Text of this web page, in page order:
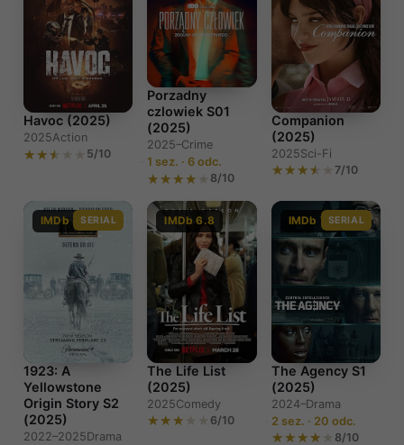
Havoc (2025)
2025Action
5/10
Porzadny
czlowiek S01
(2025)
2025–Crime
1 sez. · 6 odc.
8/10
Companion
(2025)
2025Sci-Fi
7/10
IMDb 8.3SERIAL
1923: A
Yellowstone
Origin Story S2
(2025)
2022–2025Drama
IMDb 6.8
The Life List
(2025)
2025Comedy
6/10
IMDb 7.4SERIAL
The Agency S1
(2025)
2024–Drama
2 sez. · 20 odc.
8/10